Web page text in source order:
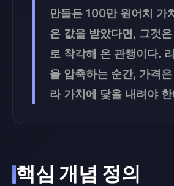
만들든 100만 원어치 가
은 값을 받았다면, 그것
로 착각해 온 관행이다.
을 압축하는 순간, 가격
라 가치에 닻을 내려야
핵심 개념 정의